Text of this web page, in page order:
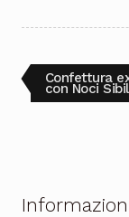
articoli
Articolo
precedente:
Confettura
con Noci